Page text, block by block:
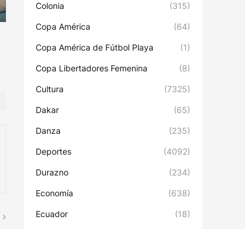
Colonia (315)
Copa América (64)
Copa América de Fútbol Playa (1)
Copa Libertadores Femenina (8)
Cultura (7325)
Dakar (65)
Danza (235)
Deportes (4092)
Durazno (234)
Economía (638)
Ecuador (18)